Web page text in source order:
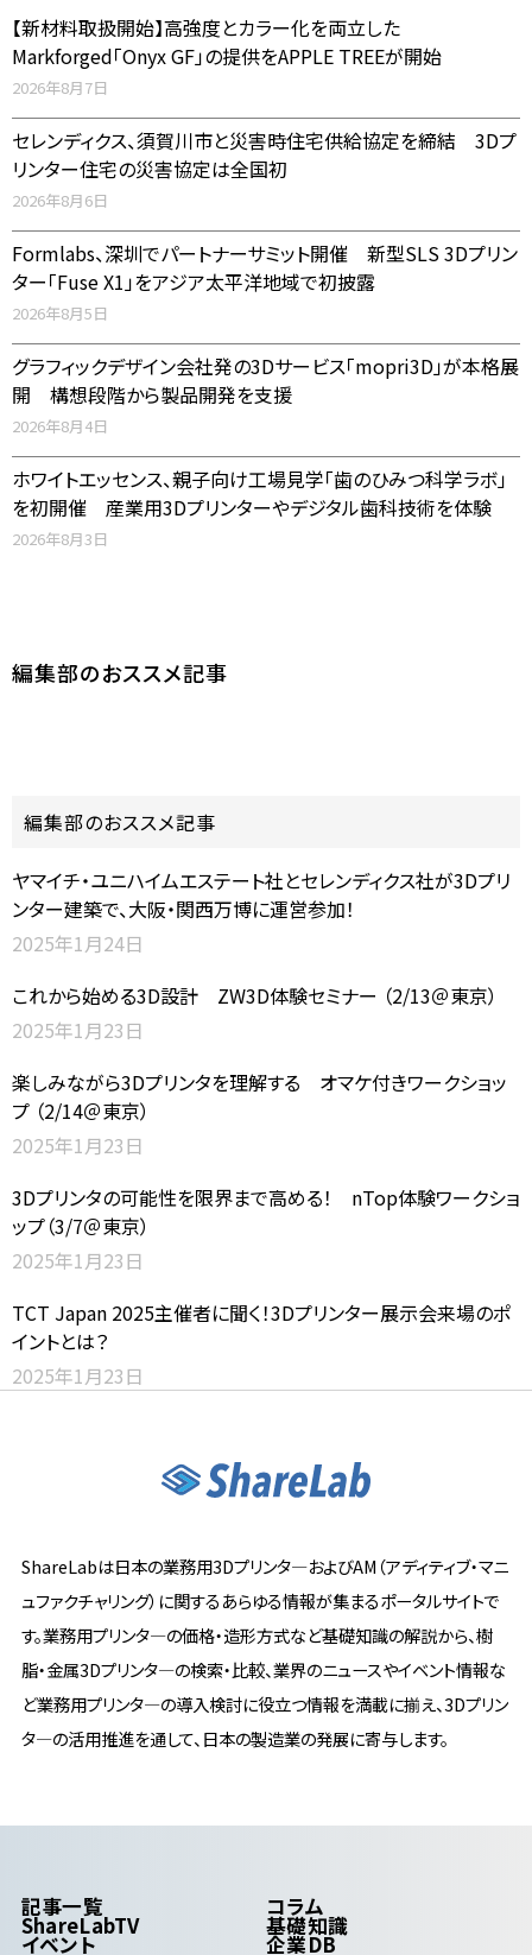
【新材料取扱開始】高強度とカラー化を両立した
Markforged「Onyx GF」の提供をAPPLE TREEが開始
2026年8月7日
セレンディクス、須賀川市と災害時住宅供給協定を締結 3Dプ
リンター住宅の災害協定は全国初
2026年8月6日
Formlabs、深圳でパートナーサミット開催 新型SLS 3Dプリン
ター「Fuse X1」をアジア太平洋地域で初披露
2026年8月5日
グラフィックデザイン会社発の3Dサービス「mopri3D」が本格展
開 構想段階から製品開発を支援
2026年8月4日
ホワイトエッセンス、親子向け工場見学「歯のひみつ科学ラボ」
を初開催 産業用3Dプリンターやデジタル歯科技術を体験
2026年8月3日
編集部のおススメ記事
編集部のおススメ記事
ヤマイチ・ユニハイムエステート社とセレンディクス社が3Dプリ
ンター建築で、大阪・関西万博に運営参加！
2025年1月24日
これから始める3D設計 ZW3D体験セミナー （2/13＠東京）
2025年1月23日
楽しみながら3Dプリンタを理解する オマケ付きワークショッ
プ （2/14＠東京）
2025年1月23日
3Dプリンタの可能性を限界まで高める！ nTop体験ワークショ
ップ（3/7＠東京）
2025年1月23日
TCT Japan 2025主催者に聞く！3Dプリンター展示会来場のポ
イントとは？
2025年1月23日
ShareLabは日本の業務用3Dプリンタ―およびAM（アディティブ・マニ
ュファクチャリング）に関するあらゆる情報が集まるポータルサイトで
す。業務用プリンタ―の価格・造形方式など基礎知識の解説から、樹
脂・金属3Dプリンタ―の検索・比較、業界のニュースやイベント情報な
ど業務用プリンタ―の導入検討に役立つ情報を満載に揃え、3Dプリン
タ―の活用推進を通して、日本の製造業の発展に寄与します。
記事一覧 コラム
ShareLabTV 基礎知識
イベント 企業DB